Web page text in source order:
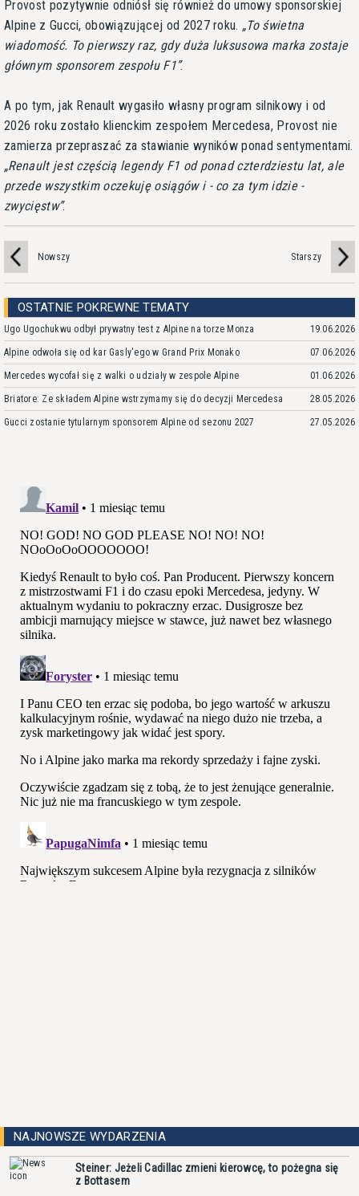
Provost pozytywnie odniósł się również do umowy sponsorskiej
Alpine z Gucci, obowiązującej od 2027 roku.
To świetna
wiadomość. To pierwszy raz, gdy duża luksusowa marka zostaje
głównym sponsorem zespołu F1 .
A po tym, jak Renault wygasiło własny program silnikowy i od
2026 roku zostało klienckim zespołem Mercedesa, Provost nie
zamierza przepraszać za stawianie wyników ponad sentymentami.
Renault jest częścią legendy F1 od ponad czterdziestu lat, ale
przede wszystkim oczekuję osiągów i - co za tym idzie -
zwycięstw .
Nowszy Starszy
OSTATNIE POKREWNE TEMATY
Ugo Ugochukwu odbył prywatny test z Alpine na torze Monza 19.06.2026
Alpine odwoła się od kar Gasly'ego w Grand Prix Monako 07.06.2026
Mercedes wycofał się z walki o udziały w zespole Alpine 01.06.2026
Briatore: Ze składem Alpine wstrzymamy się do decyzji Mercedesa 28.05.2026
Gucci zostanie tytularnym sponsorem Alpine od sezonu 2027 27.05.2026
NAJNOWSZE WYDARZENIA
Steiner: Jeżeli Cadillac zmieni kierowcę, to pożegna się
z Bottasem